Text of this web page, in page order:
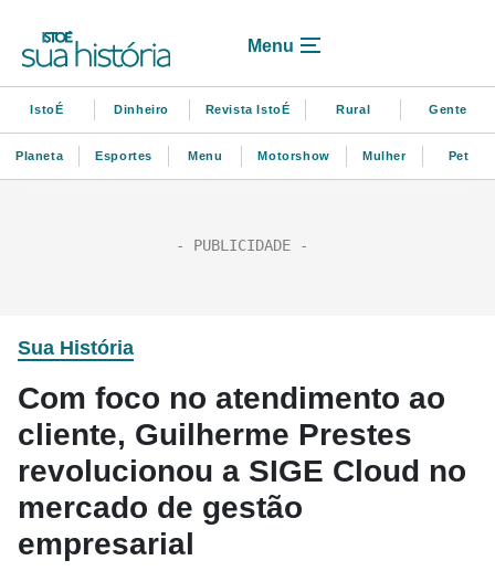
Menu
IstoÉ Dinheiro Revista IstoÉ Rural Gente
Planeta Esportes Menu Motorshow Mulher Pet
Sua História
Com foco no atendimento ao
cliente, Guilherme Prestes
revolucionou a SIGE Cloud no
mercado de gestão
empresarial